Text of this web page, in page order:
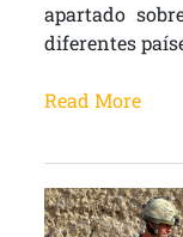
apartado
diferentes
Read More